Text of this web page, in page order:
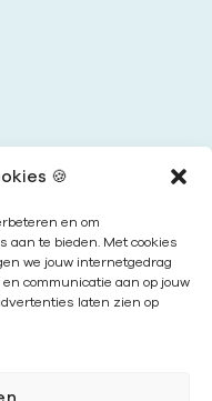
🍪
en om
aan te bieden. Met cookies
we jouw internetgedrag
communicatie aan op jouw
laten zien op